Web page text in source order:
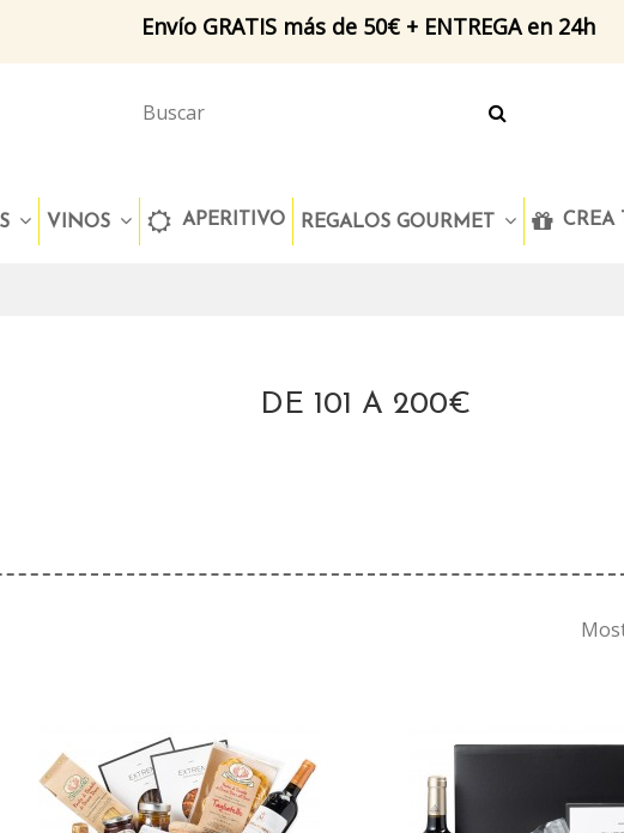
Envío GRATIS más de 50€ + ENTREGA en 24h
VINOS APERITIVO REGALOS GOURMET CREA
DE 101 A 200€